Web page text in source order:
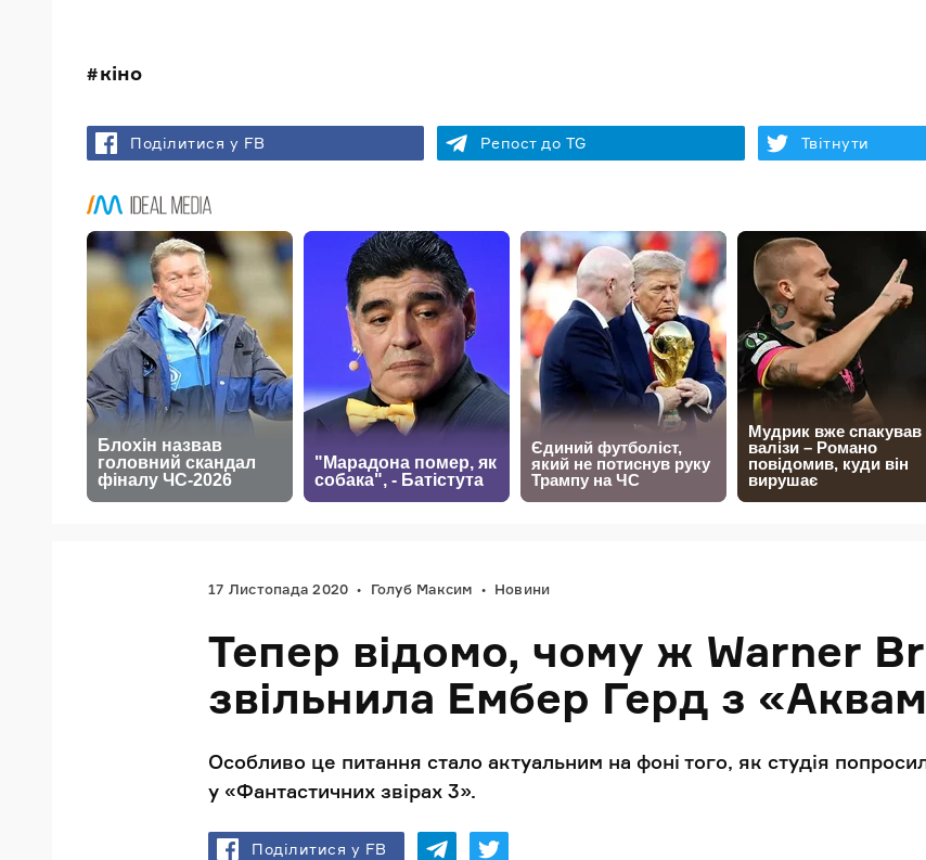
кіно
Поділитися у FB Репост до TG Твітнути
17 Листопада 2020 Голуб Максим Новини
Тепер відомо, чому ж Warner
звільнила Ембер Герд з
Особливо це питання стало актуальним на фоні того, як студія
у «Фантастичних звірах 3».
Поділитися у FB